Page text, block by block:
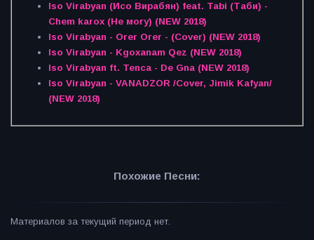
Iso Virabyan (Исо Вирабян) feat. Tabi (Таби) -
Chem karox (Не могу) (NEW 2018)
Iso Virabyan - Orer Orer - (Cover) (NEW 2018)
Iso Virabyan - Kgoxanam Qez (NEW 2018)
Iso Virabyan ft. Tenca - De Gna (NEW 2018)
Iso Virabyan - VANADZOR /Cover, Jimik Kafyan/
(NEW 2018)
Похожие Песни:
Материалов за текущий период нет.